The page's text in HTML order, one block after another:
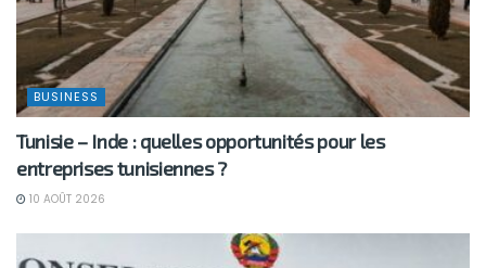
BUSINESS
Tunisie – Inde : quelles opportunités pour les
entreprises tunisiennes ?
10 AOÛT 2026